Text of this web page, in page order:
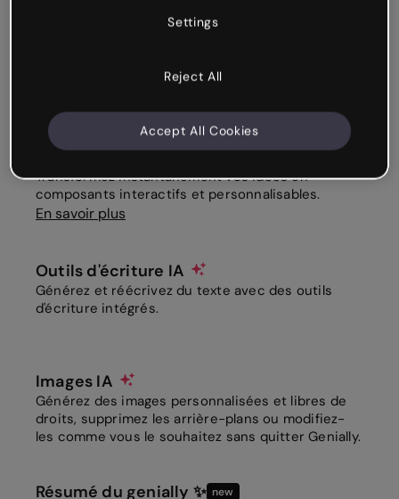
gagnez jusqu'à 90 % de temps.
AI Builder
Transformez instantanément vos idées en
composants interactifs et personnalisables.
En savoir plus
Outils d'écriture IA
Générez et réécrivez du texte avec des outils
d'écriture intégrés.
Images IA
Générez des images personnalisées et libres de
droits, supprimez les arrière-plans ou modifiez-
les comme vous le souhaitez sans quitter Genially.
Résumé du genially ✨ new
Settings
Reject All
Accept All Cookies